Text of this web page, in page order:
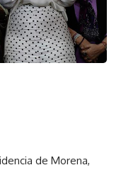
de Morena,